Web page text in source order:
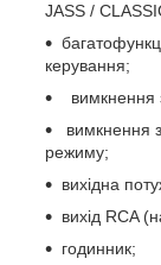
JASS /
керування;
вимкнення
вимкнення
режиму;
вихідна
вихід RCA
годинник;